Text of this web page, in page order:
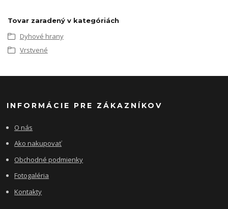
Tovar zaradený v kategóriách
Dyhové hrany
Vrstvené
INFORMÁCIE PRE ZÁKAZNÍKOV
O nás
Ako nakupovať
Obchodné podmienky
Fotogaléria
Kontakty